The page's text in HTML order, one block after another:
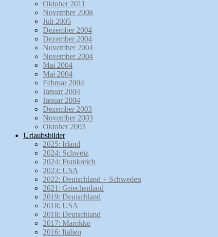
Oktober 2011
November 2008
Juli 2005
Dezember 2004
Dezember 2004
November 2004
November 2004
Mai 2004
Mai 2004
Februar 2004
Januar 2004
Januar 2004
Dezember 2003
November 2003
Oktober 2003
Urlaubsbilder
2025: Irland
2024: Schweiz
2024: Frankreich
2023: USA
2022: Deutschland + Schweden
2021: Griechenland
2019: Deutschland
2018: USA
2018: Deutschland
2017: Marokko
2016: Italien